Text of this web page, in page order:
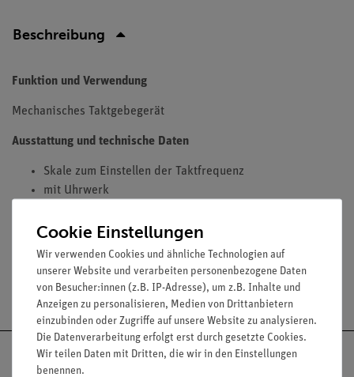
Beschreibung
Funktion und Verwendung
Mechanisches Taktgebegerät
Ausstattung und technische Daten
Skale zum Einstellen der Taktfrequenz
mit Uhrwerk
Versandkostenfrei ab 300,- €
Cookie Einstellungen
Wir verwenden Cookies und ähnliche Technologien auf
unserer Website und verarbeiten personenbezogene Daten
von Besucher:innen (z.B. IP-Adresse), um z.B. Inhalte und
Anzeigen zu personalisieren, Medien von Drittanbietern
einzubinden oder Zugriffe auf unsere Website zu analysieren.
Die Datenverarbeitung erfolgt erst durch gesetzte Cookies.
Wir teilen Daten mit Dritten, die wir in den Einstellungen
benennen.